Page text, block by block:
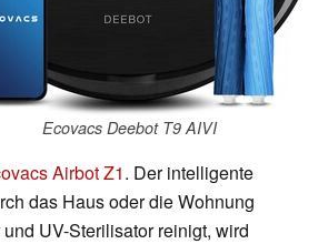
Ecovacs Deebot T9 AIVI
Airbot Z1. Der intelligente
das Haus oder die Wohnung
UV-Sterilisator reinigt, wird